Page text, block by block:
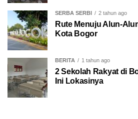
SERBA SERBI 2 tahun ago
Rute Menuju Alun-
Kota Bogor
BERITA 1 tahun ago
2 Sekolah Rakyat di
Ini Lokasinya